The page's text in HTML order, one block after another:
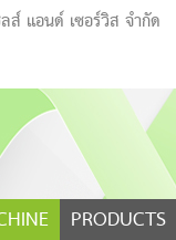
ส์ แอนด์ เซอร์วิส จำกัด
PRODUCTS